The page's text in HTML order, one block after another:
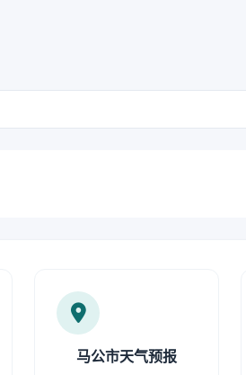
马公市天气预报